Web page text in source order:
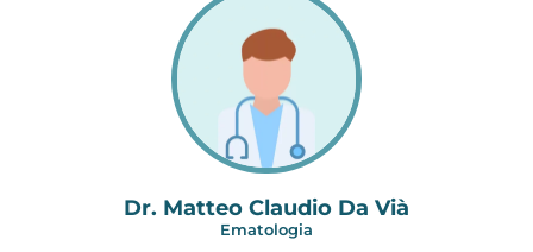
Dr. Matteo Claudio Da Vià
Ematologia